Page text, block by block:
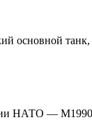
танк,
НАТО — M1990